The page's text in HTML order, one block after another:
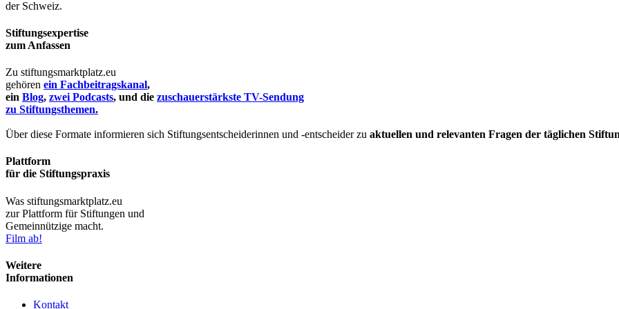
der Schweiz.
Stiftungsexpertise
zum Anfassen
Zu stiftungsmarktplatz.eu
gehören ein Fachbeitragskanal,
ein Blog, zwei Podcasts, und die zuschauerstärkste TV-Sendung
zu Stiftungsthemen.
Über diese Formate informieren sich Stiftungsentscheiderinnen und -entscheider zu aktuellen und relevanten Fragen der täglichen
Plattform
für die Stiftungspraxis
Was stiftungsmarktplatz.eu
zur Plattform für Stiftungen und
Gemeinnützige macht.
Film ab!
Weitere
Informationen
Kontakt